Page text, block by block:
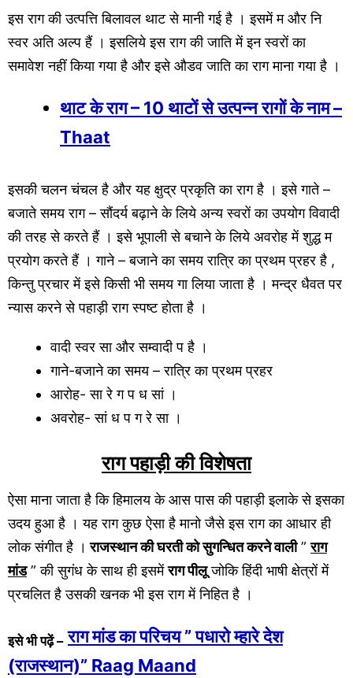
इस राग की उत्पत्ति बिलावल थाट से मानी गई है । इसमें म और नि
स्वर अति अल्प हैं । इसलिये इस राग की जाति में इन स्वरों का
समावेश नहीं किया गया है और इसे औडव जाति का राग माना गया है ।
थाट के राग – 10 थाटों से उत्पन्न रागों के नाम –
Thaat
इसकी चलन चंचल है और यह क्षुद्र प्रकृति का राग है । इसे गाते –
बजाते समय राग – सौंदर्य बढ़ाने के लिये अन्य स्वरों का उपयोग विवादी
की तरह से करते हैं । इसे भूपाली से बचाने के लिये अवरोह में शुद्ध म
प्रयोग करते हैं । गाने – बजाने का समय रात्रि का प्रथम प्रहर है ,
किन्तु प्रचार में इसे किसी भी समय गा लिया जाता है । मन्द्र धैवत पर
न्यास करने से पहाड़ी राग स्पष्ट होता है ।
वादी स्वर सा और सम्वादी प है ।
गाने-बजाने का समय – रात्रि का प्रथम प्रहर
आरोह- सा रे ग प ध सां ।
अवरोह- सां ध प ग रे सा ।
राग पहाड़ी की विशेषता
ऐसा माना जाता है कि हिमालय के आस पास की पहाड़ी इलाके से इसका
उदय हुआ है । यह राग कुछ ऐसा है मानो जैसे इस राग का आधार ही
लोक संगीत है । राजस्थान की घरती को सुगन्धित करने वाली”राग
मांड” की सुगंध के साथ ही इसमेंराग पीलूजोकि हिंदी भाषी क्षेत्रों में
प्रचलित है उसकी खनक भी इस राग में निहित है ।
इसे भी पढ़ें – राग मांड का परिचय ” पधारो म्हारे देश
(राजस्थान)” Raag Maand